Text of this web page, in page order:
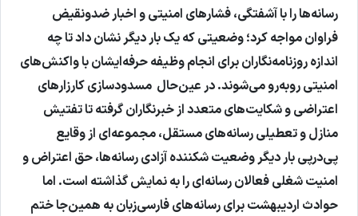
رسانه‌ها را با آشفتگی، فشارهای امنیتی و اخبار ضدونقیض
فراوان مواجه کرد؛ وضعیتی که یک بار دیگر نشان داد تا چه
اندازه روزنامه‌نگاران برای انجام وظیفه حرفه‌ایشان با واکنش‌های
امنیتی روبه‌رو می‌شوند. در عین‌حال مسدودسازی کارزارهای
اعتراضی و شکایت‌های متعدد از خبرنگاران گرفته تا تفتیش
منازل و تعطیلی رسانه‌های مستقل، مجموعه‌ای از وقایع
پی‌درپی بار دیگر وضعیت شکننده آزادی رسانه‌ها، حق اعتراض و
امنیت شغلی فعالان رسانه‌ای را به نمایش گذاشته است. اما
حوادث اردیبهشت برای رسانه‌های فارسی‌زبان به همین‌جا ختم